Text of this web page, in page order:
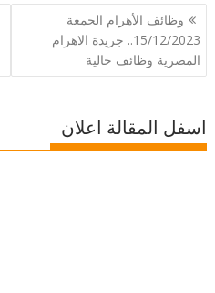
تصفّح
المقالات
وظائف الأهرام الجمعة
15/12/2023.. جريدة الاهرام
المصرية وظائف خالية
اسفل المقالة اعلان